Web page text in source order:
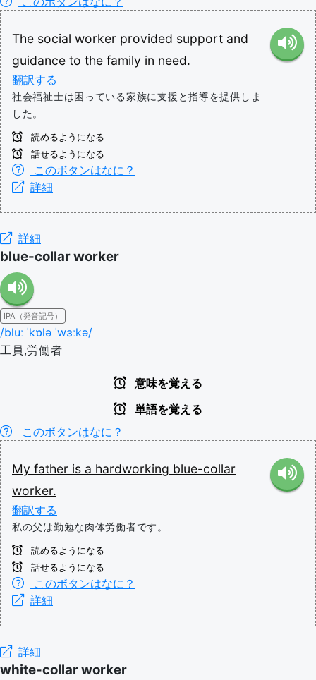
The social worker provided support and
guidance to the family in need.
翻訳する
社会福祉士は困っている家族に支援と指導を提供しま
した。
読めるようになる
話せるようになる
このボタンはなに？
詳細
詳細
blue-collar worker
IPA（発音記号）
/bluː ˈkɒlə ˈwɜːkə/
工員,労働者
意味を覚える
単語を覚える
このボタンはなに？
My father is a hardworking blue-collar
worker.
翻訳する
私の父は勤勉な肉体労働者です。
読めるようになる
話せるようになる
このボタンはなに？
詳細
詳細
white-collar worker